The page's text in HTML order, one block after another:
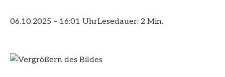
06.10.2025 – 16:01 UhrLesedauer: 2 Min.